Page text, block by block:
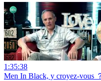
1:35:38
Men In Black, y croyez-vous